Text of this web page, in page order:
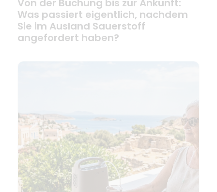
Von der Buchung bis zur Ankunft:
Was passiert eigentlich, nachdem
Sie im Ausland Sauerstoff
angefordert haben?